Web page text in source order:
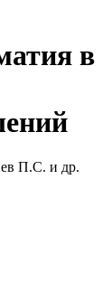
в
П.С. и др.